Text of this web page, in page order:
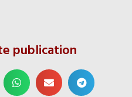
publication